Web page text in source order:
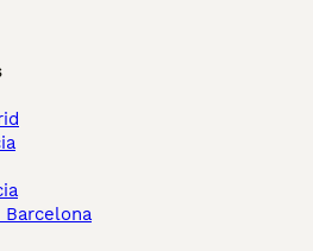
Barcelona